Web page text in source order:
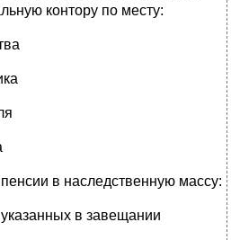
контору по месту:
в наследственную массу:
в завещании